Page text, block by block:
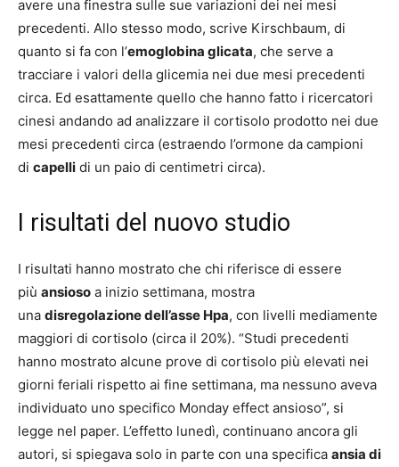
avere una finestra sulle sue variazioni dei nei mesi
precedenti. Allo stesso modo, scrive Kirschbaum, di
quanto si fa con l’emoglobina glicata, che serve a
tracciare i valori della glicemia nei due mesi precedenti
circa. Ed esattamente quello che hanno fatto i ricercatori
cinesi andando ad analizzare il cortisolo prodotto nei due
mesi precedenti circa (estraendo l’ormone da campioni
di capelli di un paio di centimetri circa).
I risultati del nuovo studio
I risultati hanno mostrato che chi riferisce di essere
più ansioso a inizio settimana, mostra
una disregolazione dell’asse Hpa, con livelli mediamente
maggiori di cortisolo (circa il 20%). “Studi precedenti
hanno mostrato alcune prove di cortisolo più elevati nei
giorni feriali rispetto ai fine settimana, ma nessuno aveva
individuato uno specifico Monday effect ansioso”, si
legge nel paper. L’effetto lunedì, continuano ancora gli
autori, si spiegava solo in parte con una specifica ansia di